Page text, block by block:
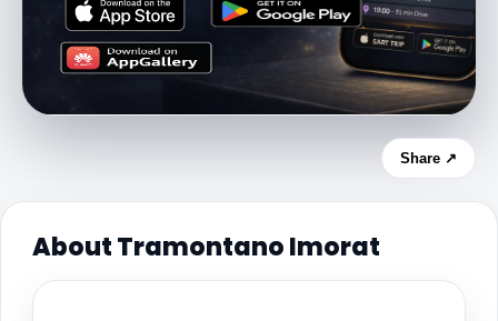
Share ↗
About Tramontano Imorat